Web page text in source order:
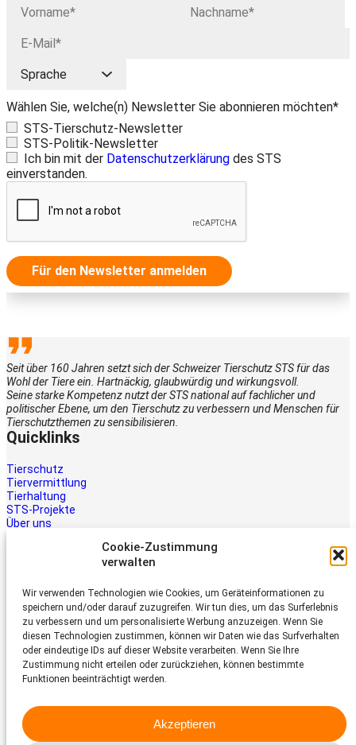
Cookie-Zustimmung
verwalten
Wir verwenden Technologien wie Cookies, um Geräteinformationen zu
speichern und/oder darauf zuzugreifen. Wir tun dies, um das Surferlebnis
zu verbessern und um personalisierte Werbung anzuzeigen. Wenn Sie
diesen Technologien zustimmen, können wir Daten wie das Surfverhalten
oder eindeutige IDs auf dieser Website verarbeiten. Wenn Sie Ihre
Zustimmung nicht erteilen oder zurückziehen, können bestimmte
Funktionen beeinträchtigt werden.
Akzeptieren
Wählen Sie, welche(n) Newsletter Sie abonnieren möchten*
STS-Tierschutz-Newsletter
STS-Politik-Newsletter
Ich bin mit der Datenschutzerklärung des STS
einverstanden.
Für den Newsletter anmelden
Seit über 160 Jahren setzt sich der Schweizer Tierschutz STS für das
Wohl der Tiere ein. Hartnäckig, glaubwürdig und wirkungsvoll.
Seine starke Kompetenz nutzt der STS national auf fachlicher und
politischer Ebene, um den Tierschutz zu verbessern und Menschen für
Tierschutzthemen zu sensibilisieren.
Quicklinks
Tierschutz
Tiervermittlung
Tierhaltung
STS-Projekte
Über uns
Tiere brauchen Hilfe – auch Ihre.
Unterstützen Sie die Arbeit des
Schweizer Tierschutz STS.
Jetzt spenden
Schweizer Tierschutz STS
CH-4053 Basel